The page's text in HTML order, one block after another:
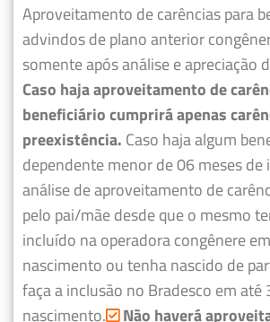
Aproveitamento de carências para
advindos de plano anterior
somente após análise e apreciação
Caso haja aproveitamento de
beneficiário cumprirá apenas
preexistência. Caso haja algum
dependente menor de 06 meses de
análise de aproveitamento de
pelo pai/mãe desde que o mesmo
incluído na operadora congênere
nascimento ou tenha nascido de
faça a inclusão no Bradesco em até
nascimento. Não haverá